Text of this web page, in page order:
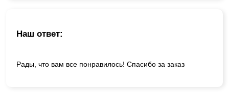
Наш ответ:
Рады, что вам все понравилось! Спасибо за заказ